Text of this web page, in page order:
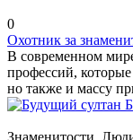
0
Охотник за
В современном
профессий,
но также и массу
Знаменитости,